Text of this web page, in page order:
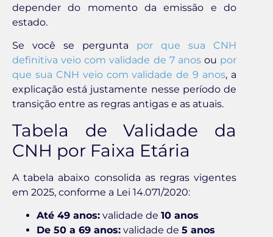
depender do momento da emissão e do
estado.
Se você se pergunta por que sua CNH
definitiva veio com validade de 7 anosou por
que sua CNH veio com validade de 9 anos, a
explicação está justamente nesse período de
transição entre as regras antigas e as atuais.
Tabela de Validade da
CNH por Faixa Etária
A tabela abaixo consolida as regras vigentes
em 2025, conforme a Lei 14.071/2020:
Até 49 anos: validade de 10 anos
De 50 a 69 anos: validade de 5 anos